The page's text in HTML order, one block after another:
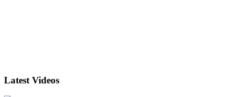
Latest Videos